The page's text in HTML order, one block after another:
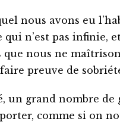
nous avons eu
n’est pas infinie,
nous ne
preuve de
un grand nombre de
comme si on